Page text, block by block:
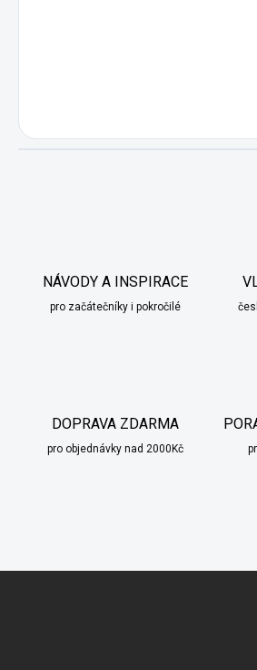
NÁVODY A INSPIRACE
pro začátečníky i pokročilé
DOPRAVA ZDARMA
pro objednávky nad 2000Kč